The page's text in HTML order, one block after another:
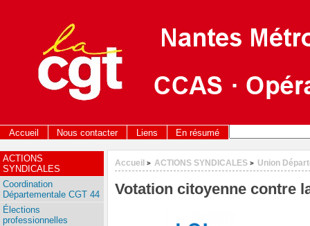
Accueil Nous contacter Liens En résumé
Accueil > ACTIONS SYNDICALES > Union
Votation citoyenne contre
ACTIONS
SYNDICALES
Coordination
Départementale CGT 44
Élections
professionnelles